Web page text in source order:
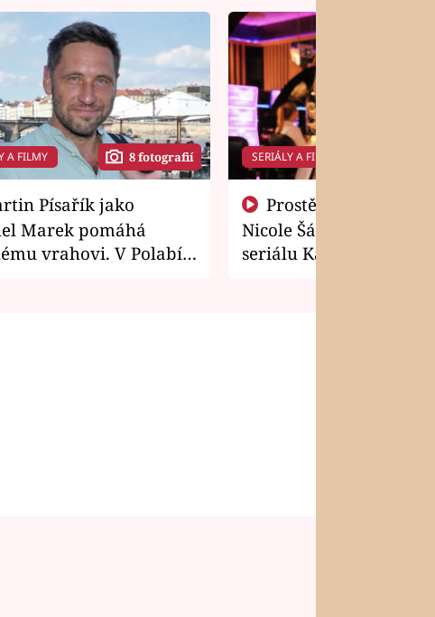
A FILMY 8 fotografií
Marek pomáhá
vrahovi. V Polabí
SERIÁLY A FILMY
Nicole Šáchová získala
seriálu Kamarádi